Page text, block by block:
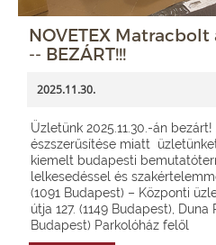
NOVETEX
-- BEZÁRT!!!
2025.11.30.
Üzletünk 2025.11.30.-án
észszerűsítése miatt
kiemelt budapesti
lelkesedéssel és
(1091 Budapest) – Központi
útja 127. (1149 Budapest), Duna
Budapest) Parkolóház felől